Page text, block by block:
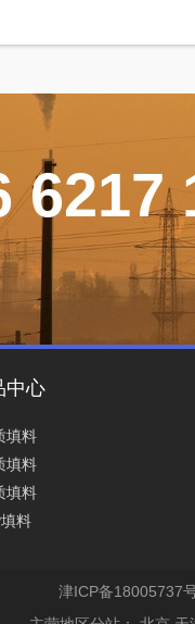
6217
中心
填料
填料
填料
料
津ICP备18005737